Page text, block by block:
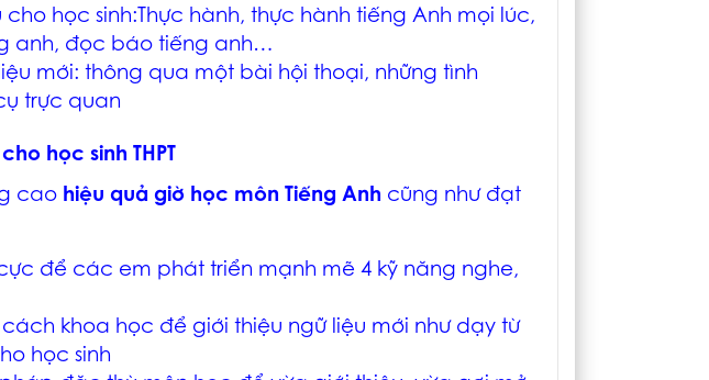
học sinh:Thực hành, thực hành tiếng Anh mọi lúc,
anh, đọc báo tiếng anh…
mới: thông qua một bài hội thoại, những tình
trực quan
học sinh THPT
cao hiệu quả giờ học môn Tiếng Anh cũng như đạt
để các em phát triển mạnh mẽ 4 kỹ năng nghe,
khoa học để giới thiệu ngữ liệu mới như dạy từ
học sinh